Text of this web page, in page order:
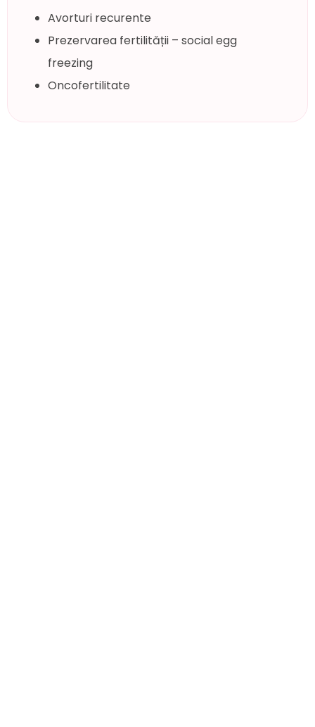
Avorturi recurente
Prezervarea fertilității – social egg
freezing
Oncofertilitate